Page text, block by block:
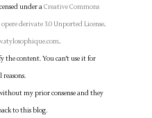
under aCreative Commons
derivate 3.0 Unported License.
.
the content. You can't use it for
my prior consense and they
to this blog.